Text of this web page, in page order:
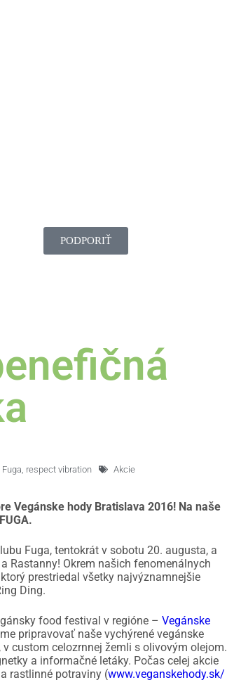
PODPORIŤ
Fuga, respect vibration Akcie
Vegánske hody Bratislava 2016! Na naše
Fuga, tentokrát v sobotu 20. augusta, a
Rastanny! Okrem našich fenomenálnych
prestriedal všetky najvýznamnejšie
Ding.
food festival v regióne – Vegánske
pripravovať naše vychýrené vegánske
v custom celozrnnej žemli s olivovým olejom.
a informačné letáky. Počas celej akcie
rastlinné potraviny (www.veganskehody.sk/